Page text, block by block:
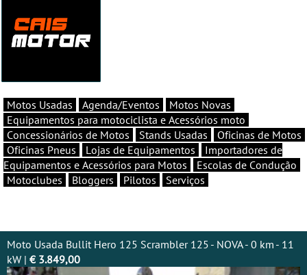
Motos Usadas Agenda/Eventos
Motos Novas
Equipamentos para motociclista e Acessórios moto
Concessionários de Motos
Stands Usadas
Oficinas de Motos
Oficinas Pneus
Lojas de Equipamentos
Importadores de
Equipamentos e Acessórios para Motos
Escolas de Condução
Motoclubes
Bloggers Pilotos Serviços
Moto Usada Bullit Hero 125 Scrambler 125 - NOVA - 0 km - 11
kW | € 3.849,00